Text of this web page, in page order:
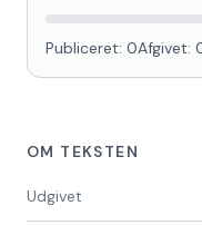
Publiceret: 0Afgivet:
OM TEKSTEN
Udgivet